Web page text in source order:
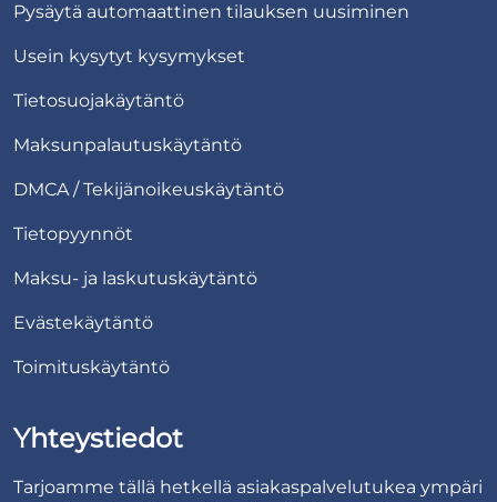
Pysäytä automaattinen tilauksen uusiminen
Usein kysytyt kysymykset
Tietosuojakäytäntö
Maksunpalautuskäytäntö
DMCA / Tekijänoikeuskäytäntö
Tietopyynnöt
Maksu- ja laskutuskäytäntö
Evästekäytäntö
Toimituskäytäntö
Yhteystiedot
Tarjoamme tällä hetkellä asiakaspalvelutukea ympäri